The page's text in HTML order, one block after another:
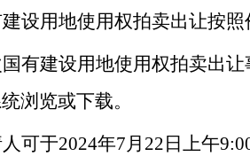
设用地使用权拍卖出让按
有建设用地使用权拍卖出
浏览或下载。
可于2024年7月 22 日上午